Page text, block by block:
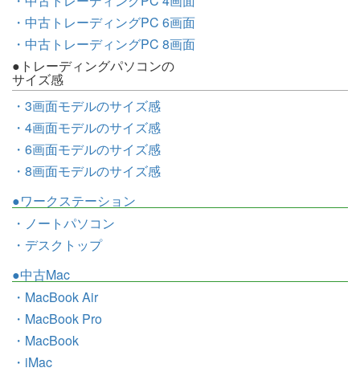
・中古トレーディングPC 6画面
・中古トレーディングPC 8画面
●トレーディングパソコンの
サイズ感
・3画面モデルのサイズ感
・4画面モデルのサイズ感
・6画面モデルのサイズ感
・8画面モデルのサイズ感
●ワークステーション
・ノートパソコン
・デスクトップ
●中古Mac
・MacBook Air
・MacBook Pro
・MacBook
・iMac